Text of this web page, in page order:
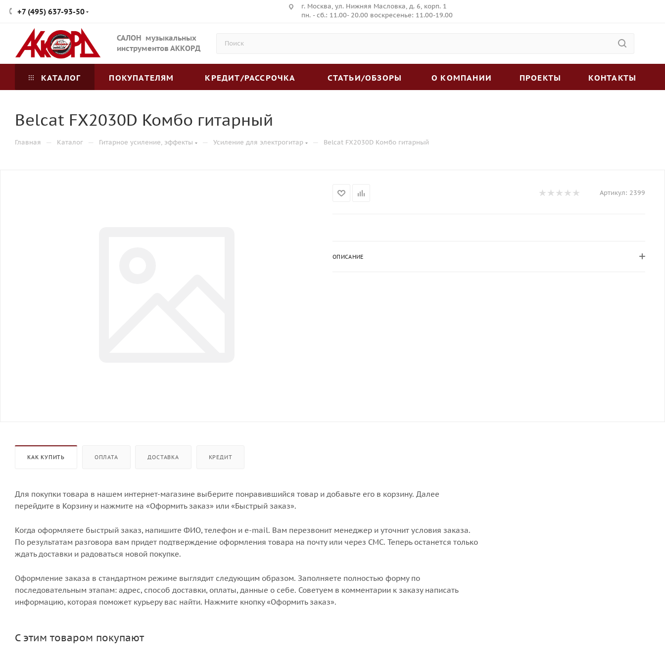
+7 (495) 637-93-50
г. Москва, ул. Нижняя Масловка, д. 6, корп. 1
пн. - сб.: 11.00- 20.00 воскресенье: 11.00-19.00
САЛОН музыкальных
инструментов АККОРД
КАТАЛОГ ПОКУПАТЕЛЯМ КРЕДИТ/РАССРОЧКА СТАТЬИ/ОБЗОРЫ О КОМПАНИИ ПРОЕКТЫ КОНТАКТЫ
Belcat FX2030D Комбо гитарный
Главная — Каталог — Гитарное усиление, эффекты — Усиление для электрогитар — Belcat FX2030D Комбо гитарный
Артикул: 2399
ОПИСАНИЕ
КАК КУПИТЬ ОПЛАТА ДОСТАВКА КРЕДИТ
Для покупки товара в нашем интернет-магазине выберите понравившийся товар и добавьте его в корзину. Далее
перейдите в Корзину и нажмите на «Оформить заказ» или «Быстрый заказ».
Когда оформляете быстрый заказ, напишите ФИО, телефон и e-mail. Вам перезвонит менеджер и уточнит условия заказа.
По результатам разговора вам придет подтверждение оформления товара на почту или через СМС. Теперь останется только
ждать доставки и радоваться новой покупке.
Оформление заказа в стандартном режиме выглядит следующим образом. Заполняете полностью форму по
последовательным этапам: адрес, способ доставки, оплаты, данные о себе. Советуем в комментарии к заказу написать
информацию, которая поможет курьеру вас найти. Нажмите кнопку «Оформить заказ».
С этим товаром покупают